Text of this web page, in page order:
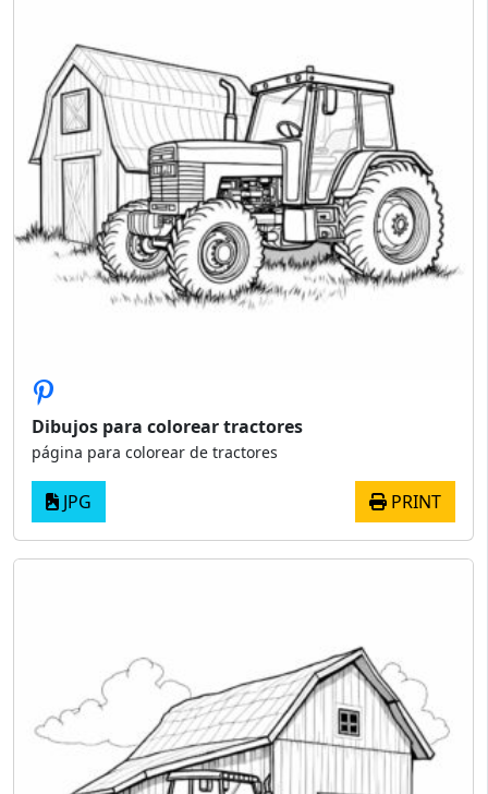
Dibujos para colorear tractores
página para colorear de tractores
JPG PRINT